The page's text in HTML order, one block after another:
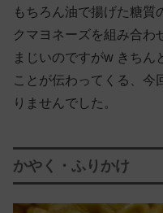
もちろん油で揚げた糖質
クマヨネーズを組み合わ
まじいのですがw きちん
ことが伝わってくる、今
りませんでした。
かやく・ふりかけ